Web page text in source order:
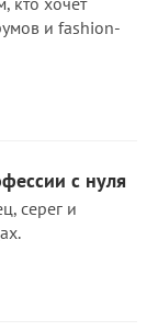
и fashion-
с нуля
серег и